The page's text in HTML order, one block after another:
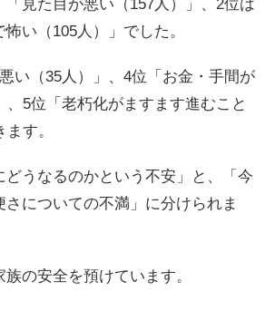
「見た目が悪い（157人）」、2位は
怖い（105人）」でした。
い（35人）」、4位「お金・手間が
、5位「老朽化がますます進むこと
す。
どうなるのかという不安」と、「今
さについての不満」に分けられま
の安全を預けています。